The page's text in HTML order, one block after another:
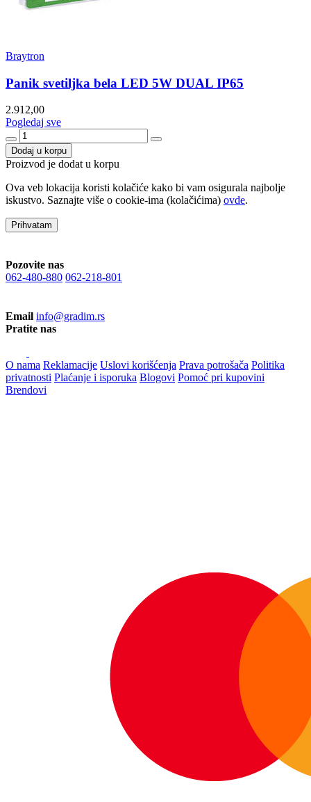
Braytron
Panik svetiljka bela LED 5W DUAL IP65
2.912,00
Pogledaj sve
Dodaj u korpu
Proizvod je dodat u korpu
Ova veb lokacija koristi kolačiće kako bi vam osigurala najbolje
iskustvo. Saznajte više o cookie-ima (kolačićima) ovde.
Prihvatam
Pozovite nas
062-480-880 062-218-801
Email info@gradim.rs
Pratite nas
O nama Reklamacije Uslovi korišćenja Prava potrošača Politika
privatnosti Plaćanje i isporuka Blogovi Pomoć pri kupovini
Brendovi